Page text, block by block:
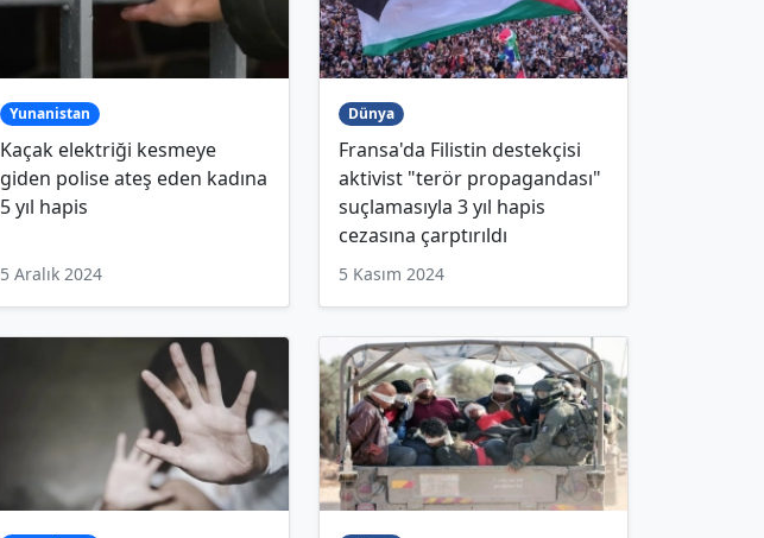
Yunanistan
Kaçak elektriği kesmeye
giden polise ateş eden kadına
5 yıl hapis
5 Aralık 2024
Dünya
Fransa'da Filistin destekçisi
aktivist "terör propagandası"
suçlamasıyla 3 yıl hapis
cezasına çarptırıldı
5 Kasım 2024